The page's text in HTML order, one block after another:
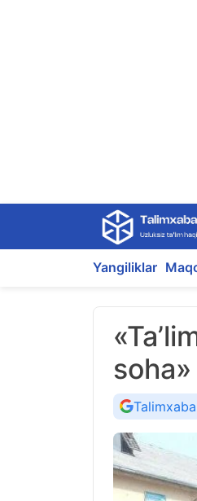
content
Yangiliklar